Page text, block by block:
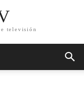
televisión